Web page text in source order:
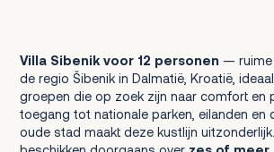
Villa Sibenik voor 12 personen — ruime
de regio Šibenik in Dalmatië, Kroatië,
groepen die op zoek zijn naar comfort en
toegang tot nationale parken, eilanden en
oude stad maakt deze kustlijn